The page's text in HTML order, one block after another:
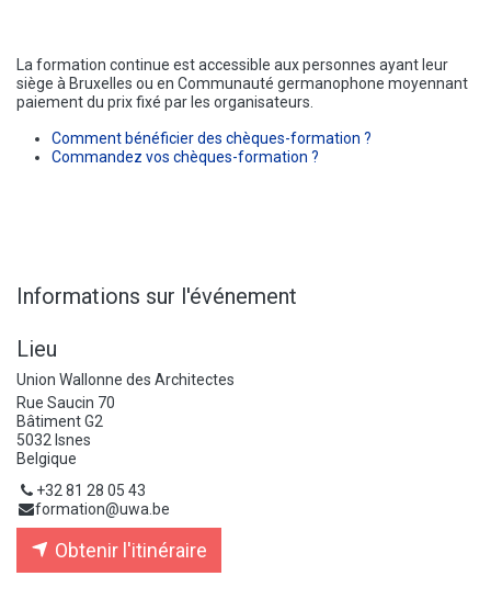
La formation continue est accessible aux personnes ayant leur
siège à Bruxelles ou en Communauté germanophone moyennant
paiement du prix fixé par les organisateurs.
Comment bénéficier des chèques-formation ?
Commandez vos chèques-formation ?
Informations sur l'événement
Lieu
Union Wallonne des Architectes
Rue Saucin 70
Bâtiment G2
5032 Isnes
Belgique
+32 81 28 05 43
formation@uwa.be
Obtenir l'itinéraire